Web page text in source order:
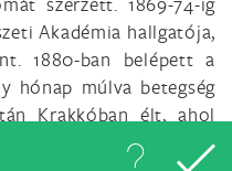
Akadémia hallgatója,
1880-ban belépett a
hónap múlva betegség
Krakkóban élt, ahol
éjszakai